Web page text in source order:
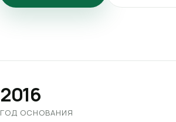
2016
ГОД ОСНОВАНИЯ